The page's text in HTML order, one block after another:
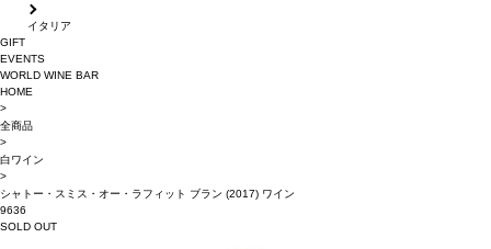
イタリア
GIFT
EVENTS
WORLD WINE BAR
HOME
>
全商品
>
白ワイン
>
シャトー・スミス・オー・ラフィット ブラン (2017) ワイン
9636
SOLD OUT